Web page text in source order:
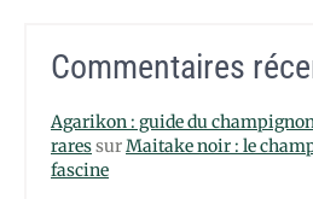
Commentaires
Agarikon : guide du
raressurMaitake noir : le
fascine